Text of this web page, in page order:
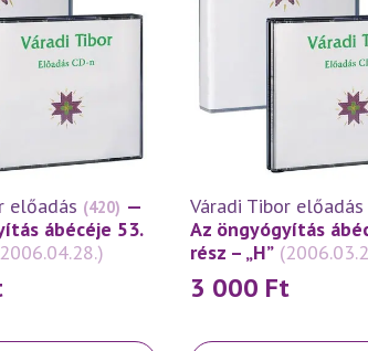
előadás (420) —
ábécéje 53.
Váradi Tibor előadás
Az öngyógyítás
rész – „H”
3 000 Ft